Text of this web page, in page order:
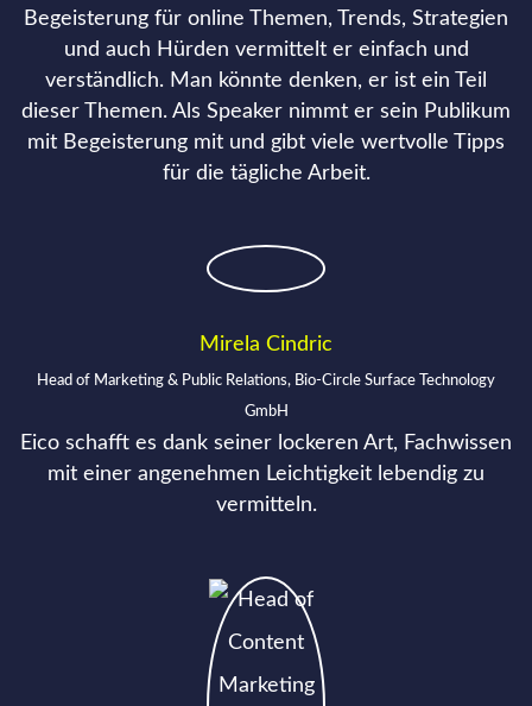
Begeisterung für online Themen, Trends, Strategien
und auch Hürden vermittelt er einfach und
verständlich. Man könnte denken, er ist ein Teil
dieser Themen. Als Speaker nimmt er sein Publikum
mit Begeisterung mit und gibt viele wertvolle Tipps
für die tägliche Arbeit.
Mirela Cindric
Head of Marketing & Public Relations, Bio-Circle Surface Technology
GmbH
Eico schafft es dank seiner lockeren Art, Fachwissen
mit einer angenehmen Leichtigkeit lebendig zu
vermitteln.